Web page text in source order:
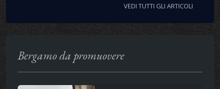
VEDI TUTTI GLI ARTICOLI
Bergamo da promuovere